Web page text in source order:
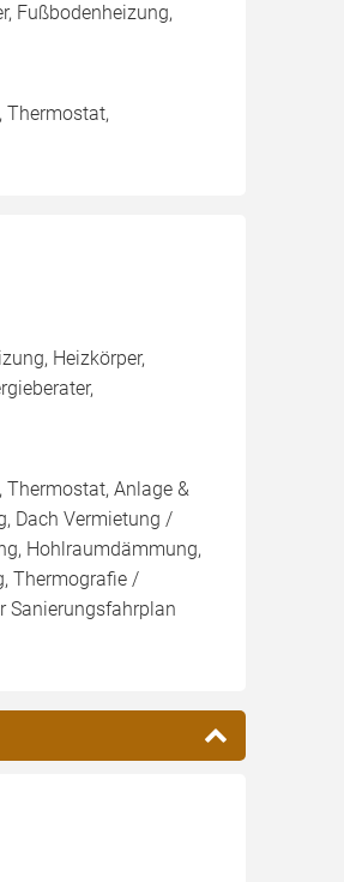
Fußbodenheizung,
Thermostat,
Heizkörper,
Thermostat, Anlage &
Dach Vermietung /
Hohlraumdämmung,
Thermografie /
Sanierungsfahrplan